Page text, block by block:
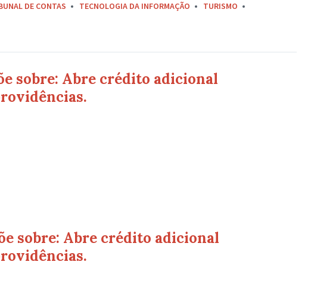
DE CONTAS
TECNOLOGIA DA INFORMAÇÃO
TURISMO
sobre: Abre crédito adicional
sobre: Abre crédito adicional